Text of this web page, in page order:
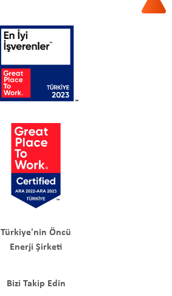
Türkiye'nin Öncü
Enerji Şirketi
Bizi Takip Edin